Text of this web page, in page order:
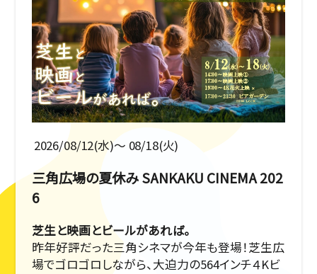
2026/08/12(水)〜 08/18(火)
三角広場の夏休み SANKAKU CINEMA 202
6
芝生と映画とビールがあれば。
昨年好評だった三角シネマが今年も登場！芝生広
場でゴロゴロしながら、大迫力の564インチ４Kビ